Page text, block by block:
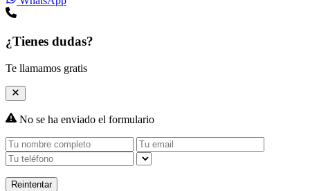
¿Tienes dudas?
Te llamamos gratis
No se ha enviado el formulario
Reintentar